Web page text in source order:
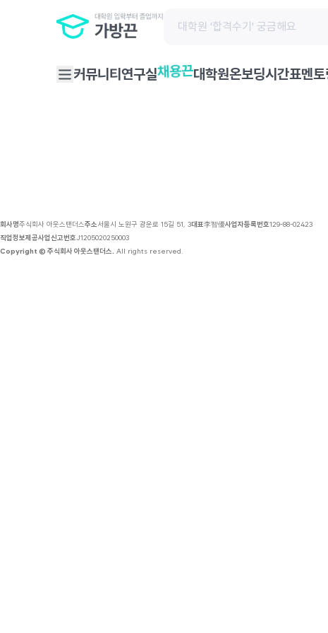
커뮤니티 연구실채용끈대학원온보딩시간표멘토
회사명주식회사 아웃스탠더스주소서울시 노원구 광운로 15길 51, 3대표李智優사업자등록번호129-88-02423
직업정보제공사업신고번호J1205020250003
Copyright © 주식회사 아웃스탠더스. All rights reserved.